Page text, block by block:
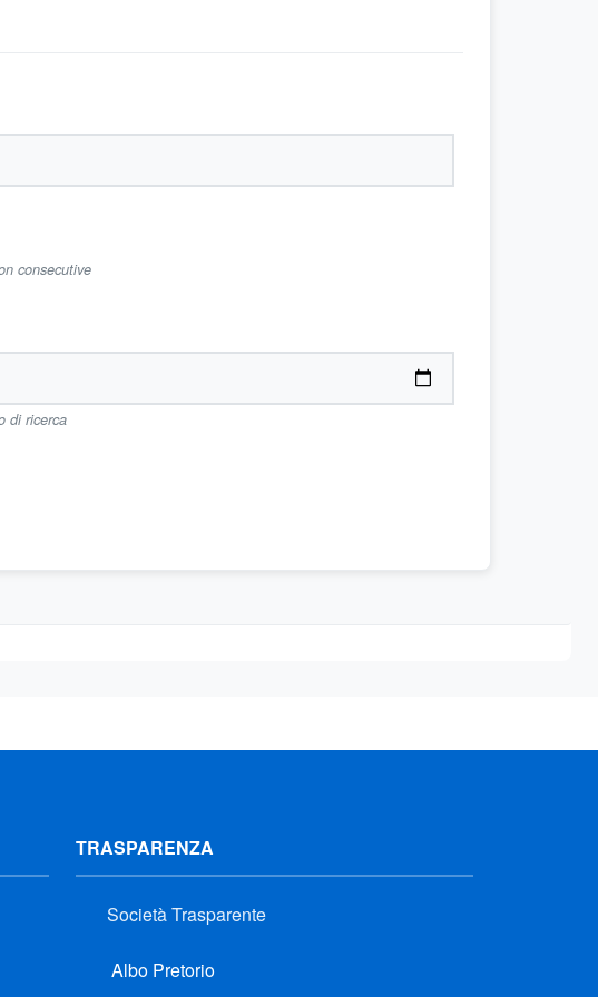
consecutive
di ricerca
TRASPARENZA
Società Trasparente
Albo Pretorio